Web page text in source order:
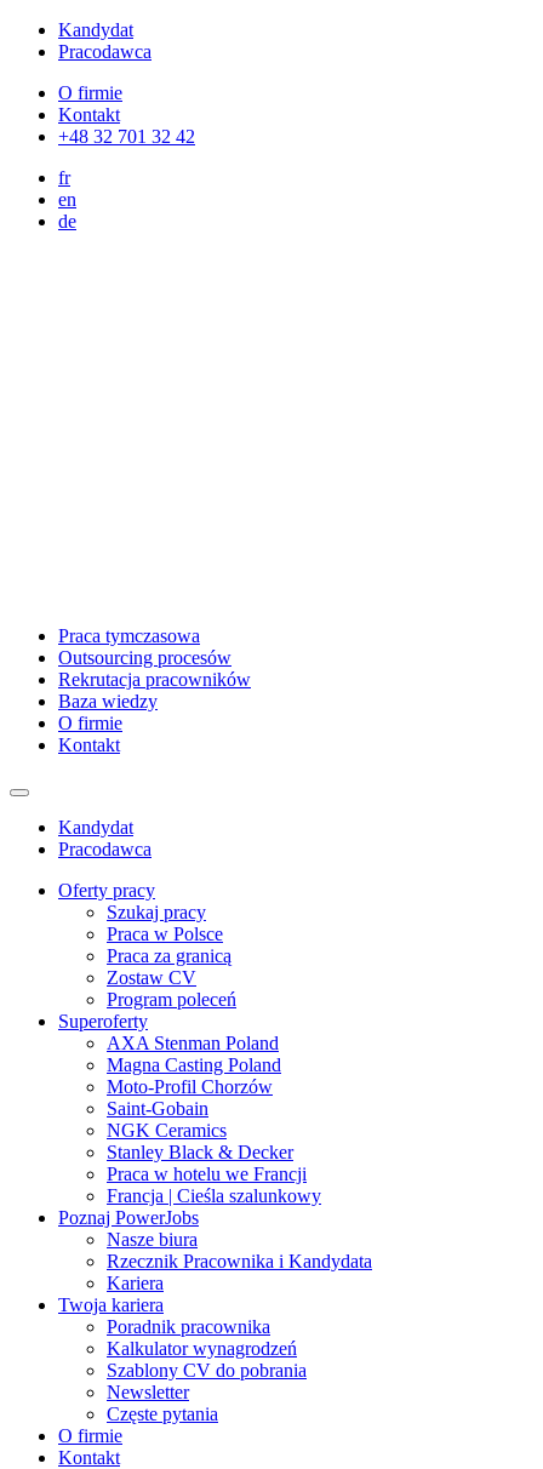
Kandydat
Pracodawca
O firmie
Kontakt
+48 32 701 32 42
fr
en
de
Praca tymczasowa
Outsourcing procesów
Rekrutacja pracowników
Baza wiedzy
O firmie
Kontakt
Kandydat
Pracodawca
Oferty pracy
Szukaj pracy
Praca w Polsce
Praca za granicą
Zostaw CV
Program poleceń
Superoferty
AXA Stenman Poland
Magna Casting Poland
Moto-Profil Chorzów
Saint-Gobain
NGK Ceramics
Stanley Black & Decker
Praca w hotelu we Francji
Francja | Cieśla szalunkowy
Poznaj PowerJobs
Nasze biura
Rzecznik Pracownika i Kandydata
Kariera
Twoja kariera
Poradnik pracownika
Kalkulator wynagrodzeń
Szablony CV do pobrania
Newsletter
Częste pytania
O firmie
Kontakt